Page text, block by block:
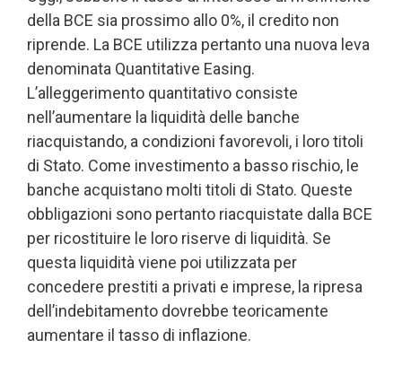
della BCE sia prossimo allo 0%, il credito non
riprende. La BCE utilizza pertanto una nuova leva
denominata Quantitative Easing.
L’alleggerimento quantitativo consiste
nell’aumentare la liquidità delle banche
riacquistando, a condizioni favorevoli, i loro titoli
di Stato. Come investimento a basso rischio, le
banche acquistano molti titoli di Stato. Queste
obbligazioni sono pertanto riacquistate dalla BCE
per ricostituire le loro riserve di liquidità. Se
questa liquidità viene poi utilizzata per
concedere prestiti a privati e imprese, la ripresa
dell’indebitamento dovrebbe teoricamente
aumentare il tasso di inflazione.